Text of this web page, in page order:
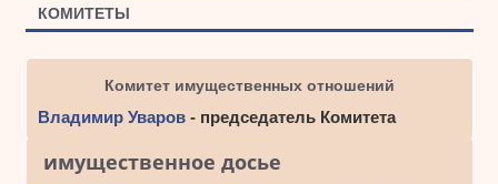
КОМИТЕТЫ
Комитет имущественных отношений
Владимир Уваров- председатель Комитета
имущественное досье